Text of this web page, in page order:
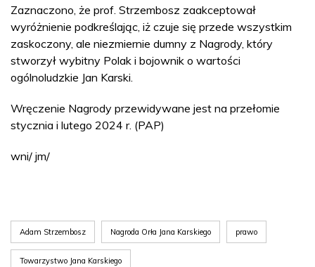
Zaznaczono, że prof. Strzembosz zaakceptował
wyróżnienie podkreślając, iż czuje się przede wszystkim
zaskoczony, ale niezmiernie dumny z Nagrody, który
stworzył wybitny Polak i bojownik o wartości
ogólnoludzkie Jan Karski.
Wręczenie Nagrody przewidywane jest na przełomie
stycznia i lutego 2024 r. (PAP)
wni/ jm/
Adam Strzembosz Nagroda Orła Jana Karskiego prawo
Towarzystwo Jana Karskiego